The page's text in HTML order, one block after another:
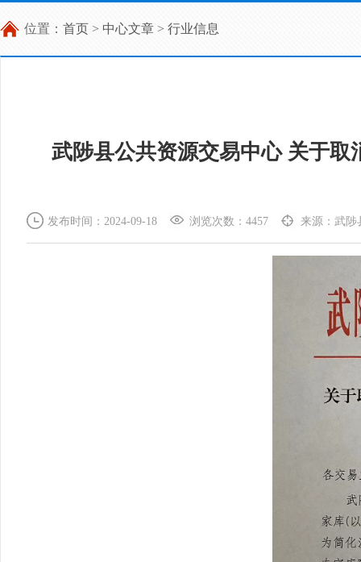
位置： 首页 > 中心文章 > 行业信息
武陟县公共资源交易中心 关于
发布时间：2024-09-18 浏览次数：4457 来源：武陟